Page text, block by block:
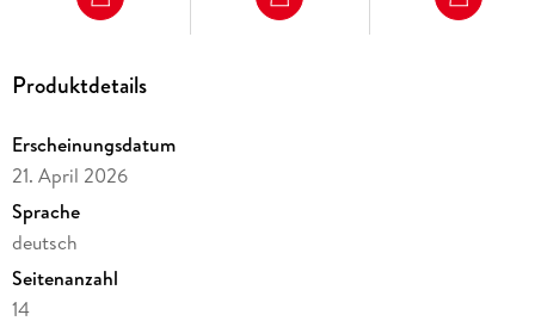
Produktdetails
Erscheinungsdatum
21. April 2026
Sprache
deutsch
Seitenanzahl
14